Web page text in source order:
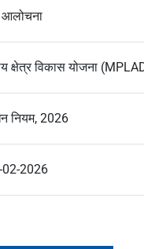
आलोचना
क्षेत्र विकास योजना
नियम, 2026
02-2026